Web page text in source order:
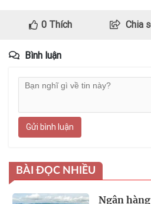
0Thích Chia
Bình luận
Gửi bình luận
BÀI ĐỌC NHIỀU
Ngân